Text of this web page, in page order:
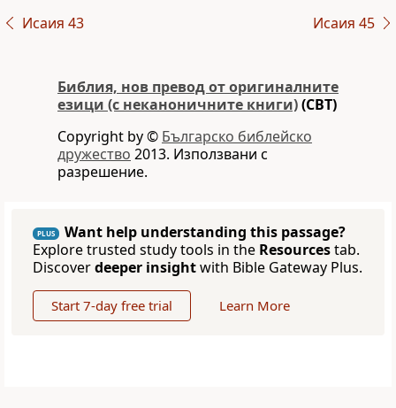
Исаия 43 Исаия 45
Библия, нов превод от оригиналните
езици (с неканоничните книги)(CBT)
Copyright by © Българско библейско
дружество 2013. Използвани с
разрешение.
PLUS
Want help understanding this passage?
Explore trusted study tools in the Resourcestab.
Discoverdeeper insightwith Bible Gateway Plus.
Start 7-day free trial Learn More